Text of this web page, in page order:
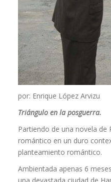
por: Enrique López Arvizu
Triángulo en la posguerra.
Partiendo de una novela de
romántico en un duro
planteamiento romántico.
Ambientada apenas 6